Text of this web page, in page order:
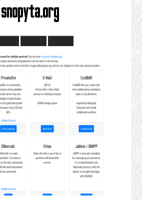
snopyta.org